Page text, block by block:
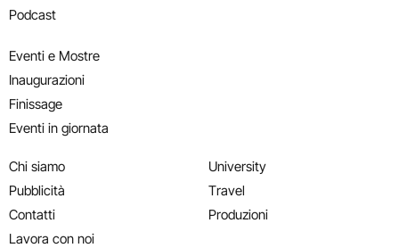
Podcast
Eventi e Mostre
Inaugurazioni
Finissage
Eventi in giornata
Chi siamo
Pubblicità
Contatti
Lavora con noi
University
Travel
Produzioni